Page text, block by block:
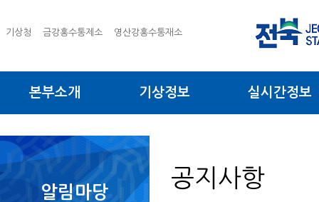
기상청 금강홍수통제소 영산강홍수통재소
본부소개 기상정보 실시간정보
알림마당
공지사항